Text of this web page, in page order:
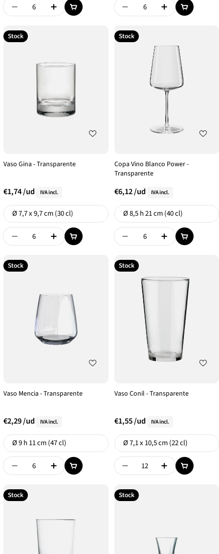
Disminuir Cantidad De {{ Product }}
Aumentar Cantidad De {{ Product }}
Disminuir Cantidad De
Aumentar
Stock
Vaso Gina - Transparente
€1,74/ud IVA incl.
Formato
Ø 7,7 x 9,7 cm (30 cl)
Disminuir Cantidad De {{ Product }}
Aumentar Cantidad De {{ Product }}
Stock
Copa Vino Blanco Power -
Transparente
€6,12/ud IVA incl.
Formato
Ø 8,5 h 21 cm (40 cl)
Disminuir Cantidad De
Aumentar
Stock
Vaso Mencia - Transparente
€2,29/ud IVA incl.
Formato
Ø 9 h 11 cm (47 cl)
Disminuir Cantidad De {{ Product }}
Aumentar Cantidad De {{ Product }}
Stock
Vaso Conil - Transparente
€1,55/ud IVA incl.
Formato
Ø 7,1 x 10,5 cm (22 cl)
Disminuir Cantidad De
Aumentar
Stock Stock